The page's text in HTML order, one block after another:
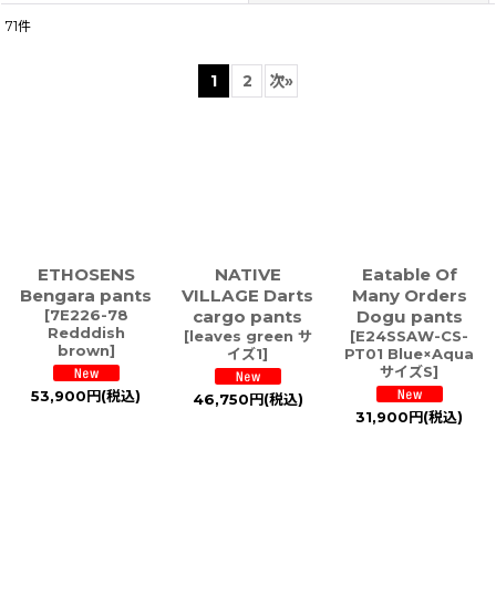
71件
1 2 次»
ETHOSENS
Bengara pants
[7E226-78
Redddish
brown]
53,900円(税込)
NATIVE
VILLAGE Darts
cargo pants
[leaves green サ
イズ1]
46,750円(税込)
Eatable Of
Many Orders
Dogu pants
[E24SSAW-CS-
PT01 Blue×Aqua
サイズS]
31,900円(税込)